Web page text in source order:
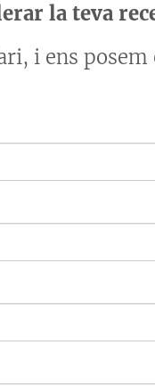
la teva
i ens posem